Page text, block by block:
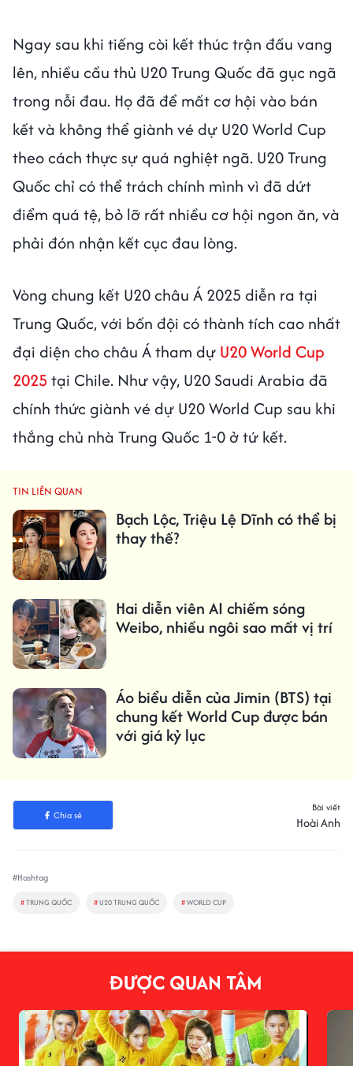
Ngay sau khi tiếng còi kết thúc trận đấu vang
lên, nhiều cầu thủ U20 Trung Quốc đã gục ngã
trong nỗi đau. Họ đã để mất cơ hội vào bán
kết và không thể giành vé dự U20 World Cup
theo cách thực sự quá nghiệt ngã. U20 Trung
Quốc chỉ có thể trách chính mình vì đã dứt
điểm quá tệ, bỏ lỡ rất nhiều cơ hội ngon ăn, và
phải đón nhận kết cục đau lòng.
Vòng chung kết U20 châu Á 2025 diễn ra tại
Trung Quốc, với bốn đội có thành tích cao nhất
đại diện cho châu Á tham dự U20 World Cup
2025 tại Chile. Như vậy, U20 Saudi Arabia đã
chính thức giành vé dự U20 World Cup sau khi
thắng chủ nhà Trung Quốc 1-0 ở tứ kết.
TIN LIÊN QUAN
Bạch Lộc, Triệu Lệ Dĩnh có thể bị
thay thế?
Hai diễn viên AI chiếm sóng
Weibo, nhiều ngôi sao mất vị trí
Áo biểu diễn của Jimin (BTS) tại
chung kết World Cup được bán
với giá kỷ lục
Chia sẻ
Bài viết
Hoài Anh
#Hashtag
#TRUNG QUỐC #U20 TRUNG QUỐC #WORLD CUP
ĐƯỢC QUAN TÂM